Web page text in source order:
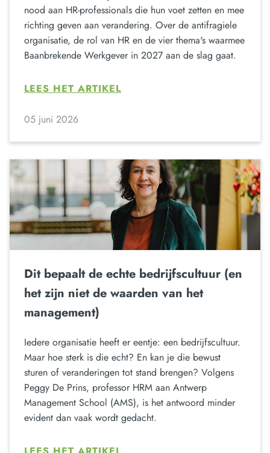
nood aan HR-professionals die hun voet zetten en mee
richting geven aan verandering. Over de antifragiele
organisatie, de rol van HR en de vier thema's waarmee
Baanbrekende Werkgever in 2027 aan de slag gaat.
LEES HET ARTIKEL
05 juni 2026
Dit bepaalt de echte bedrijfscultuur (en
het zijn niet de waarden van het
management)
Iedere organisatie heeft er eentje: een bedrijfscultuur.
Maar hoe sterk is die echt? En kan je die bewust
sturen of veranderingen tot stand brengen? Volgens
Peggy De Prins, professor HRM aan Antwerp
Management School (AMS), is het antwoord minder
evident dan vaak wordt gedacht.